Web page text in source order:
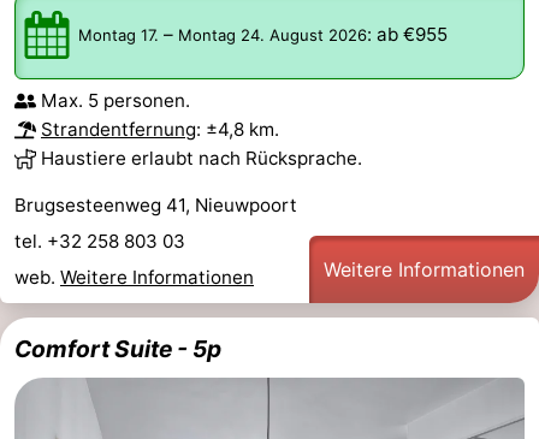
Montag 17. – Montag 24. August 2026: ab €955
Max. 5 personen.
Strandentfernung: ±4,8 km.
Haustiere erlaubt nach Rücksprache.
Brugsesteenweg 41, Nieuwpoort
tel. +32 258 803 03
web. Weitere Informationen Weitere Informationen
Comfort Suite - 5p